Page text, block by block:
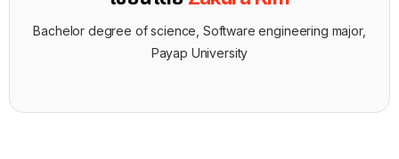
Bachelor degree of science, Software engineering major,
Payap University